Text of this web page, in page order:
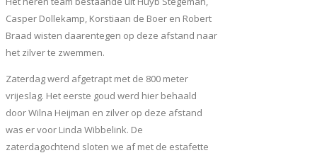
Casper Dollekamp, Korstiaan de Boer en Robert
Braad wisten daarentegen op deze afstand naar
het zilver te zwemmen.
Zaterdag werd afgetrapt met de 800 meter
vrijeslag. Het eerste goud werd hier behaald
door Wilna Heijman en zilver op deze afstand
was er voor Linda Wibbelink. De
zaterdagochtend sloten we af met de estafette